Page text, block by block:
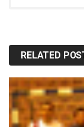
RELATED